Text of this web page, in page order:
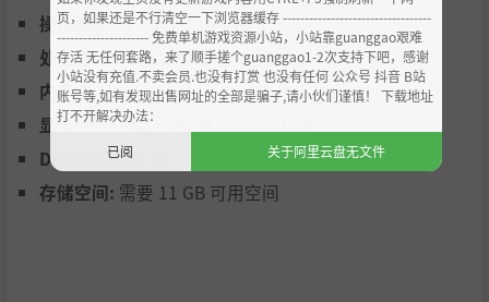
操作系统:Windows 10 64-bit
处理器:Core i5 / AMD A6 2.4Ghz
内存:4 MB RAM
显卡:ATI® Radeon™ M295X @ 2GB
DirectX 版本:
存储空间: 需要 11 GB 可用空间
页，如果还是不行清空一下浏览器缓存 ----------------------------------
--------------------- 免费单机游戏资源小站，小站靠guanggao艰难
存活 无任何套路，来了顺手搓个guanggao1-2次支持下吧，感谢
小站没有充值.不卖会员.也没有打赏 也没有任何 公众号 抖音 B站
账号等,如有发现出售网址的全部是骗子,请小伙们谨慎！ 下载地址
打不开解决办法：
已阅
关于阿里云盘无文件